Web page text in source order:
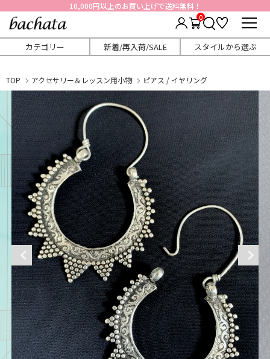
10,000円以上のお買い上げで送料無料！
0
カテゴリー 新着/再入荷/SALE スタイルから選ぶ
TOP アクセサリー＆レッスン用小物 ピアス / イヤリング